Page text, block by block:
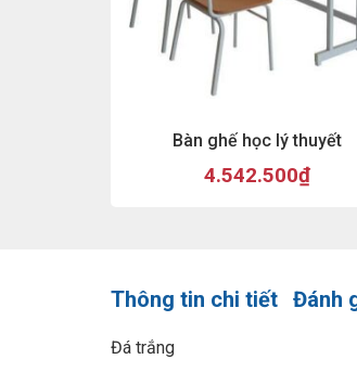
Bàn ghế học lý thuyết
4.542.500₫
Thông tin chi tiết Đánh
Đá trắng